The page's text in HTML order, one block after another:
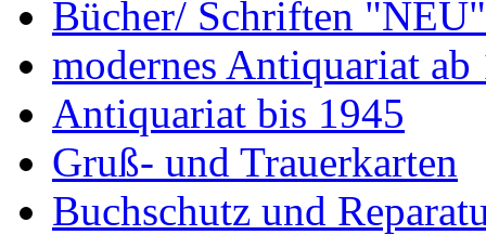
Bücher/ Schriften "NEU"
modernes Antiquariat ab
Antiquariat bis 1945
Gruß- und Trauerkarten
Buchschutz und